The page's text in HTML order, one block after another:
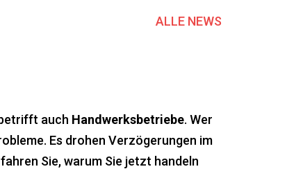
ALLE NEWS
auch Handwerksbetriebe. Wer
Es drohen Verzögerungen im
Sie, warum Sie jetzt handeln